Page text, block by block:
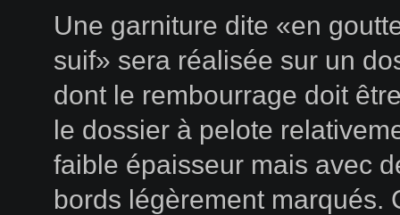
Une garniture dite «en
suif» sera réalisée sur un
dont le rembourrage doit
le dossier à pelote
faible épaisseur mais avec
bords légèrement marqués.